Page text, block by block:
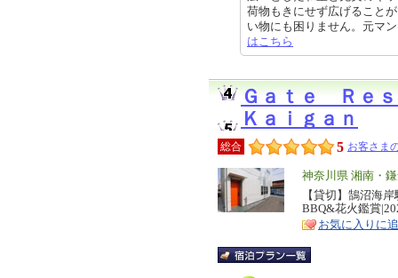
荷物もきにせず広げること
い物にも困りません。元マ
はこちら
Ｇａｔｅ Ｒｅ
Ｋａｉｇａｎ
総合 5 お客さま
エ
リ
ア
神奈川県 湘南・
特
徴
【貸切】鵠沼海
BBQ&花火鑑賞
お気に入りに